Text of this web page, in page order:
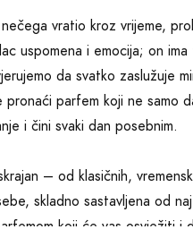
vratio kroz vrijeme,
uspomena i emocija; on
da svatko zaslužuje
parfem koji ne samo
i čini svaki dan posebnim.
– od klasičnih,
skladno sastavljena od
koji će vas osvježiti i